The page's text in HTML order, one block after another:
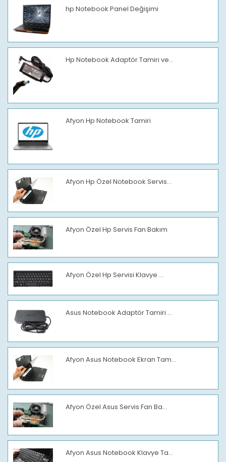
hp Notebook Panel Değişimi
Hp Notebook Adaptör Tamiri ve...
Afyon Hp Notebook Tamiri
Afyon Hp Özel Notebook Servis...
Afyon Özel Hp Servis Fan Bakım
Afyon Özel Hp Servisi Klavye ...
Asus Notebook Adaptör Tamiri ...
Afyon Asus Notebook Ekran Tam...
Afyon Özel Asus Servis Fan Ba...
Afyon Asus Notebook Klavye Ta...